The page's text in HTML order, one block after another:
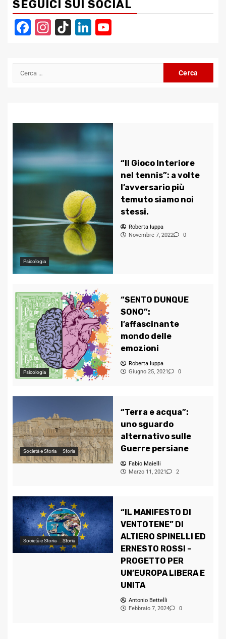
SEGUICI SUI SOCIAL
Facebook
Instagram
TikTokLinkedIn
Ricerca
Psicologia
“Il Gioco Interiore
nel tennis”: a volte
l’avversario più
temuto siamo noi
stessi.
Roberta Iuppa
Novembre 7, 2022
0
Psicologia
“SENTO DUNQUE
SONO”:
l’affascinante
mondo delle
emozioni
Roberta Iuppa
Giugno 25, 2021
0
Società e Storia Storia
“Terra e acqua”:
uno sguardo
alternativo sulle
Guerre persiane
Fabio Maielli
Marzo 11, 2021
2
Società e Storia Storia
“IL MANIFESTO DI
VENTOTENE” DI
ALTIERO SPINELLI ED
ERNESTO ROSSI –
PROGETTO PER
UN’EUROPA LIBERA E
UNITA
Antonio Bettelli
Febbraio 7, 2024
0